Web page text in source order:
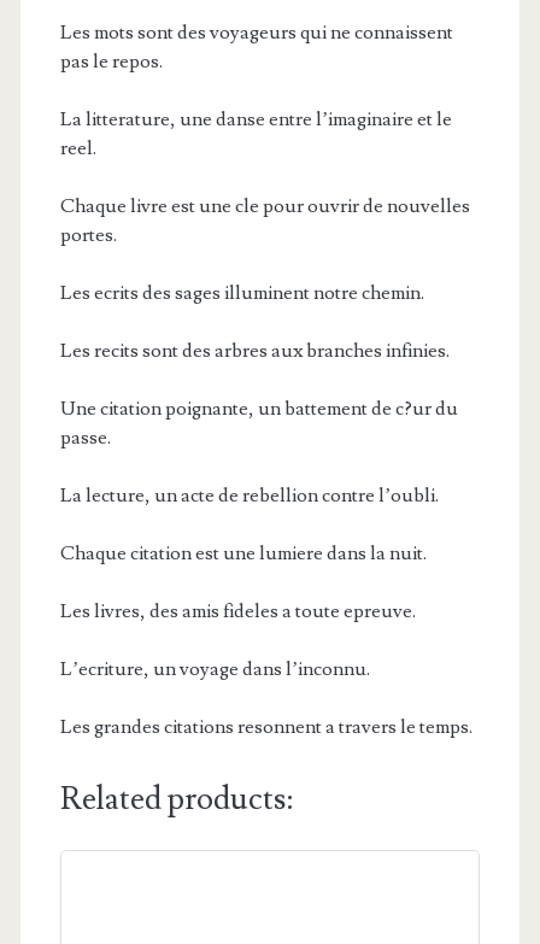
Les mots sont des voyageurs qui ne connaissent
pas le repos.
La litterature, une danse entre l’imaginaire et le
reel.
Chaque livre est une cle pour ouvrir de nouvelles
portes.
Les ecrits des sages illuminent notre chemin.
Les recits sont des arbres aux branches infinies.
Une citation poignante, un battement de c?ur du
passe.
La lecture, un acte de rebellion contre l’oubli.
Chaque citation est une lumiere dans la nuit.
Les livres, des amis fideles a toute epreuve.
L’ecriture, un voyage dans l’inconnu.
Les grandes citations resonnent a travers le temps.
Related products: